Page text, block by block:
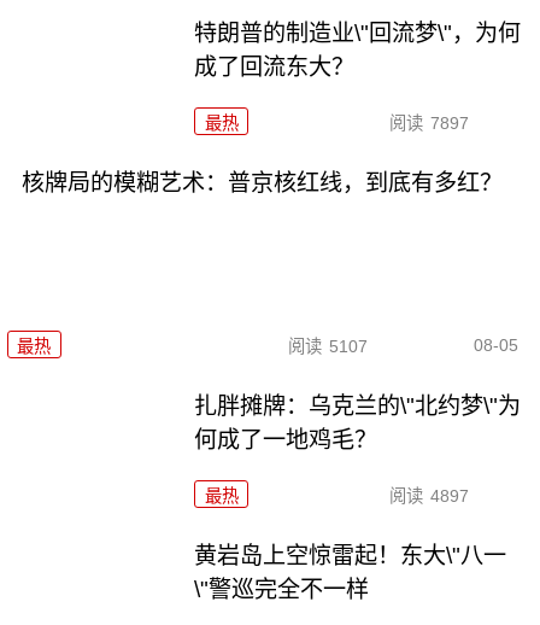
特朗普的制造业\"回流梦\"，为何
成了回流东大？
最热 阅读 7897
核牌局的模糊艺术：普京核红线，到底有多红？
最热 阅读 5107 08-05
扎胖摊牌：乌克兰的\"北约梦\"为
何成了一地鸡毛？
最热 阅读 4897
黄岩岛上空惊雷起！东大\"八一
\"警巡完全不一样